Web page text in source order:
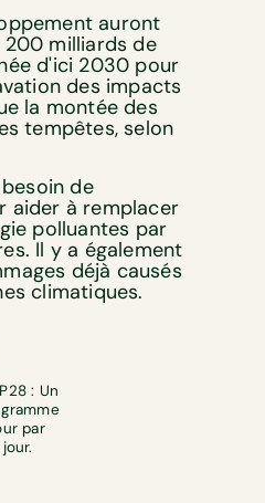
auront
200 milliards de
d'ici 2030 pour
des impacts
la montée des
tempêtes, selon
de
aider à remplacer
polluantes par
Il y a également
déjà causés
climatiques.
: Un
par
jour.